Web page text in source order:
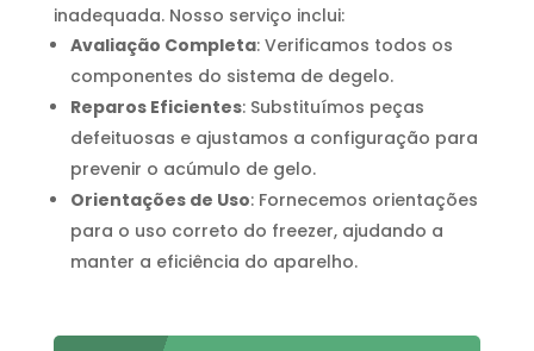
inadequada. Nosso serviço inclui:
Avaliação Completa: Verificamos todos os
componentes do sistema de degelo.
Reparos Eficientes: Substituímos peças
defeituosas e ajustamos a configuração para
prevenir o acúmulo de gelo.
Orientações de Uso: Fornecemos orientações
para o uso correto do freezer, ajudando a
manter a eficiência do aparelho.